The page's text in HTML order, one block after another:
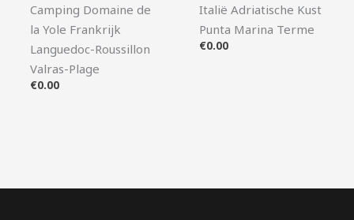
Camping Domaine de
la Yole Frankrijk
Languedoc-Roussillon
Valras-Plage
€0.00
Italië Adriatische Kust
Punta Marina Terme
€0.00